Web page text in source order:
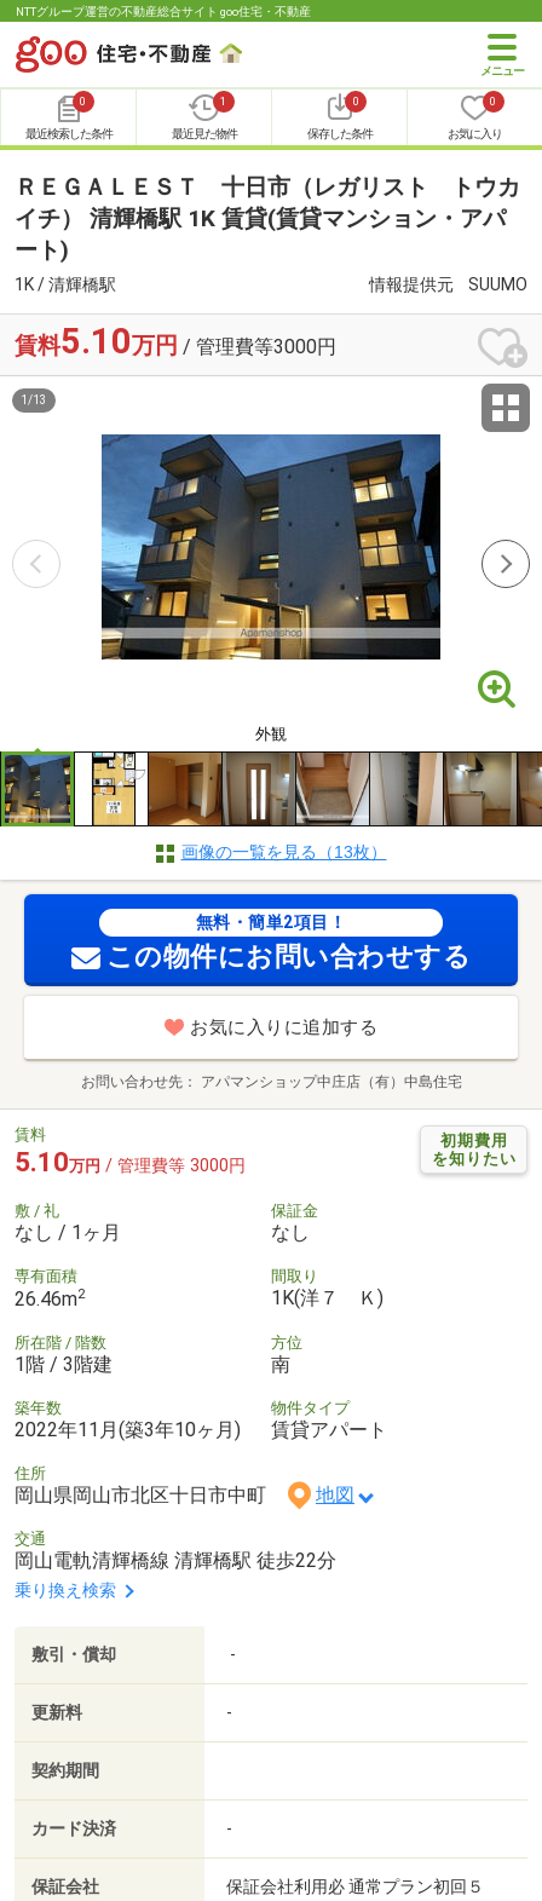
NTTグループ運営の不動産総合サイト goo住宅・不動産
0
最近検索した条件
1
最近見た物件
0
保存した条件
0
お気に入り
ＲＥＧＡＬＥＳＴ 十日市（レガリスト トウカ
イチ） 清輝橋駅 1K 賃貸(賃貸マンション・アパ
ート)
1K / 清輝橋駅 情報提供元 SUUMO
賃料5.10万円 / 管理費等3000円
外観
1 /13
画像の一覧を見る（13枚）
無料・簡単2項目！
この物件にお問い合わせする
お気に入りに追加する
お問い合わせ先 アパマンショップ中庄店（有）中島住宅
初期費用
を知りたい
賃料
5.10万円 / 管理費等 3000円
敷 / 礼
なし / 1ヶ月
保証金
なし
専有面積
26.46m2
間取り
1K(洋７ Ｋ)
所在階 / 階数
1階 / 3階建
方位
南
築年数
2022年11月(築3年10ヶ月)
物件タイプ
賃貸アパート
住所
岡山県岡山市北区十日市中町 地図
交通
岡山電軌清輝橋線 清輝橋駅 徒歩22分
乗り換え検索
敷引・償却 -
更新料 -
契約期間
カード決済 -
保証会社
保証会社利用必 通常プラン初回５